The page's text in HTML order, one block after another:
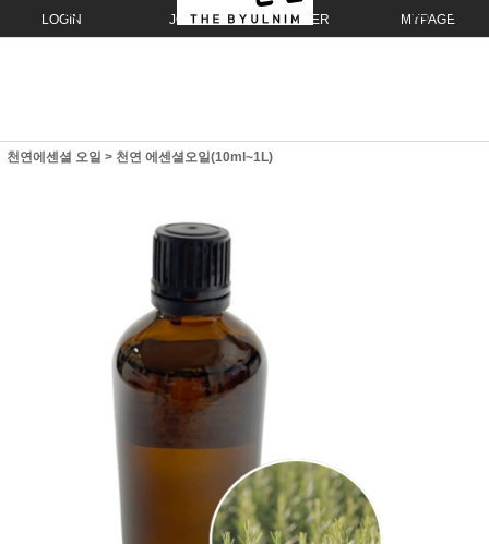
LOGIN JOIN ORDER MYPAGE
천연에센셜 오일 > 천연 에센셜오일(10ml~1L)